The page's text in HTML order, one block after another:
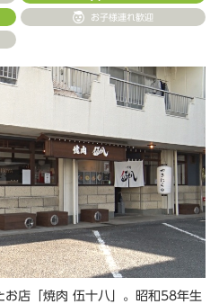
お子様連れ歓迎
店「焼肉 伍十八」。昭和58年生